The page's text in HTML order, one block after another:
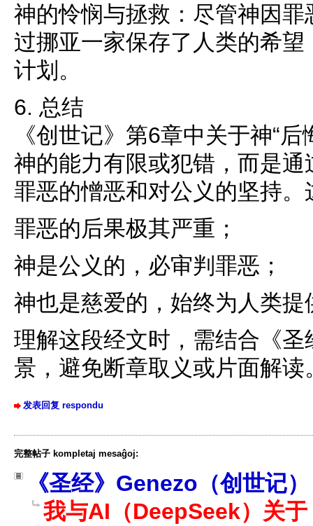
神的怜悯与拯救：尽管神因罪
过挪亚一家保存了人类的希
计划。
6. 总结
《创世记》第6章中关于神“
神的能力有限或犯错，而是
罪恶的憎恶和对公义的坚持
罪恶的后果极其严重；
神是公义的，必审判罪恶；
神也是慈爱的，始终为人类提
理解这段经文时，需结合《
景，避免断章取义或片面解读
发表回复 respondu
完整帖子 kompletaj mesaĝoj:
《圣经》Genezo（创世记）
我与AI（DeepSeek）关